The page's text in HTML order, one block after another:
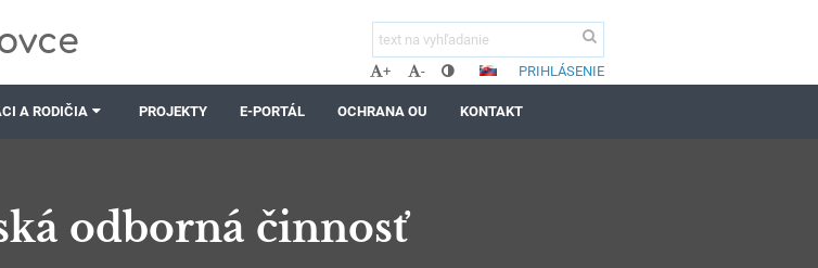
+ - PRIHLÁSENIE
A RODIČIA PROJEKTY E-PORTÁL OCHRANA OU KONTAKT
odborná činnosť